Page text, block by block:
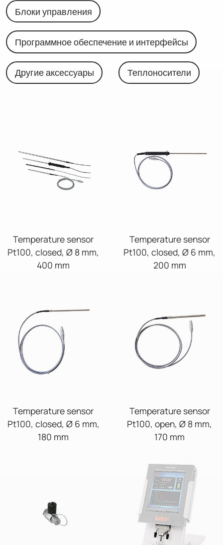
Блоки управления
Программное обеспечение и интерфейсы
Другие аксессуары Теплоносители
Temperature sensor
Pt100, closed, Ø 8 mm,
400 mm
Temperature sensor
Pt100, closed, Ø 6 mm,
200 mm
Temperature sensor
Pt100, closed, Ø 6 mm,
180 mm
Temperature sensor
Pt100, open, Ø 8 mm,
170 mm